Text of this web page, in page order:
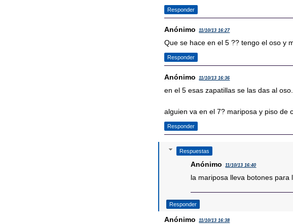
Responder
Anónimo 11/10/13 16:27
Que se hace en el 5 ?? tengo el oso y
Responder
Anónimo 11/10/13 16:36
en el 5 esas zapatillas se las das al oso.
alguien va en el 7? mariposa y piso de
Responder
Respuestas
Anónimo 11/10/13 16:40
la mariposa lleva botones para
Responder
Anónimo 11/10/13 16:38